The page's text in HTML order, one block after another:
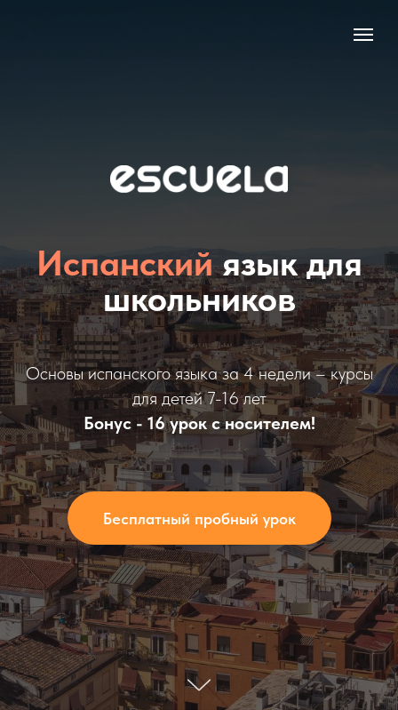
Испанскийязык для
школьников
Основы испанского языка за 4 недели – курсы
для детей 7-16 лет
Бонус - 16 урок с носителем!
Бесплатный пробный урок